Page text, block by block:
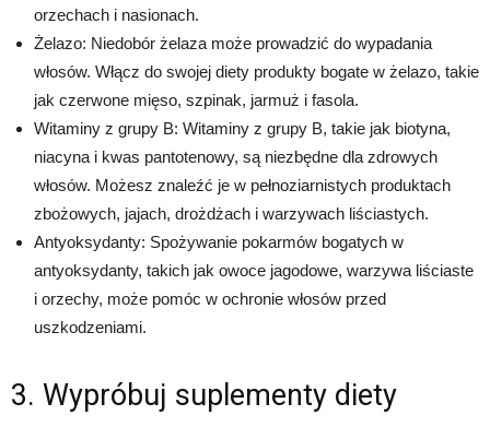
orzechach i nasionach.
Żelazo: Niedobór żelaza może prowadzić do wypadania
włosów. Włącz do swojej diety produkty bogate w żelazo, takie
jak czerwone mięso, szpinak, jarmuż i fasola.
Witaminy z grupy B: Witaminy z grupy B, takie jak biotyna,
niacyna i kwas pantotenowy, są niezbędne dla zdrowych
włosów. Możesz znaleźć je w pełnoziarnistych produktach
zbożowych, jajach, drożdżach i warzywach liściastych.
Antyoksydanty: Spożywanie pokarmów bogatych w
antyoksydanty, takich jak owoce jagodowe, warzywa liściaste
i orzechy, może pomóc w ochronie włosów przed
uszkodzeniami.
3. Wypróbuj suplementy diety